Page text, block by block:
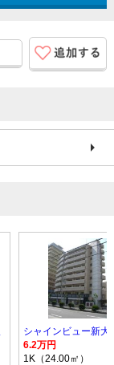
シャインビュー新大
6.2万円
1K（24.00㎡）